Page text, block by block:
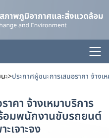
ะ>
าคา จ้างเหมาบริการ
มพนักงานขับรถยนต์
เจาะจง